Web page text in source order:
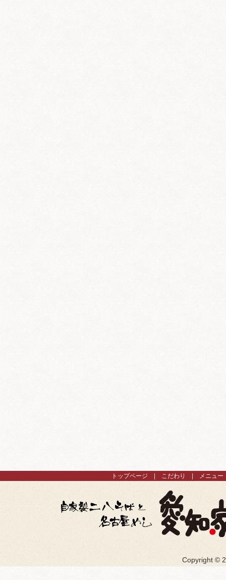
トップページ こだわり メニュー
Copyright ©